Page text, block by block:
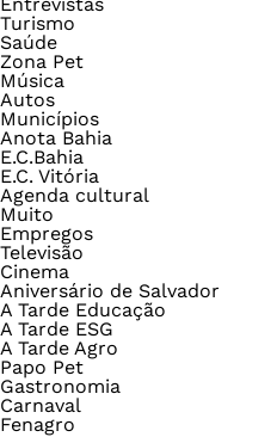
Turismo
Saúde
Zona Pet
Música
Autos
Municípios
Anota Bahia
E.C.Bahia
E.C. Vitória
Agenda cultural
Muito
Empregos
Televisão
Cinema
Aniversário de Salvador
A Tarde Educação
A Tarde ESG
A Tarde Agro
Papo Pet
Gastronomia
Carnaval
Fenagro